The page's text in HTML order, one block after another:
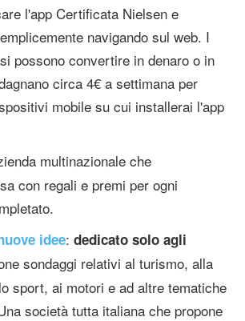
l'app Certificata Nielsen e
navigando sul web. I
possono convertire in denaro o in
circa 4€ a settimana per
mobile su cui installerai l'app
multinazionale che
con regali e premi per ogni
idee: dedicato solo agli
sondaggi relativi al turismo, alla
sport, ai motori e ad altre tematiche
società tutta italiana che propone